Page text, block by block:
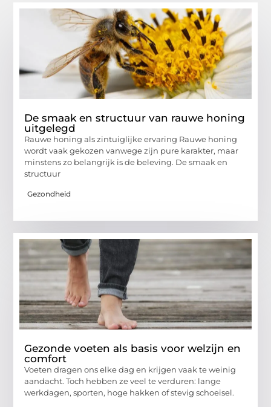
De smaak en structuur van rauwe honing
uitgelegd
Rauwe honing als zintuiglijke ervaring Rauwe honing
wordt vaak gekozen vanwege zijn pure karakter, maar
minstens zo belangrijk is de beleving. De smaak en
structuur
Gezondheid
Gezonde voeten als basis voor welzijn en
comfort
Voeten dragen ons elke dag en krijgen vaak te weinig
aandacht. Toch hebben ze veel te verduren: lange
werkdagen, sporten, hoge hakken of stevig schoeisel.